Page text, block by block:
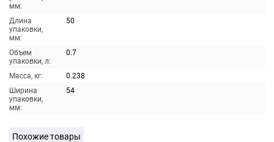
мм:
Длина
упаковки,
мм:
50
Объем
упаковки, л:
0.7
Масса, кг:
0.238
Ширина
упаковки,
мм:
54
Похожие товары